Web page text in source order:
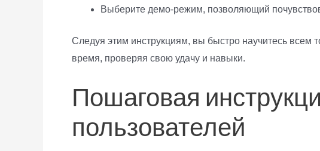
Выберите демо-режим, позволяющий
Следуя этим инструкциям, вы быстро научитесь всем
время, проверяя свою удачу и навыки.
Пошаговая
пользователей